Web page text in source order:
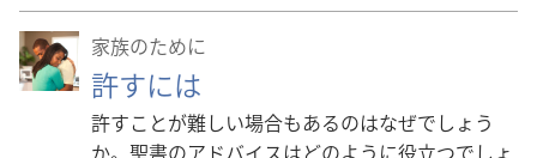
家族のために
許すには
許すことが難しい場合もあるのはなぜでしょう
か。聖書のアドバイスはどのように役立つでしょ